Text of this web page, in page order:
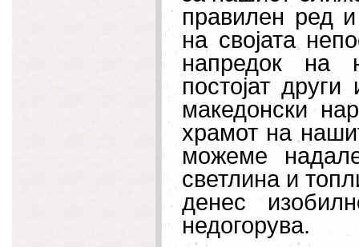
правилен ред
на својата
напредок на
постојат
македонски
храмот на
можеме
светлина и
денес
недогорува.